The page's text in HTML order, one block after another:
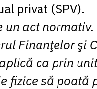
privat (SPV).
un act
Finanţelor şi
ca prin
fizice să